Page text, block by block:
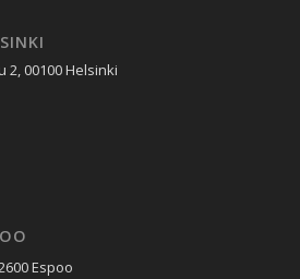
2, 00100 Helsinki
Espoo